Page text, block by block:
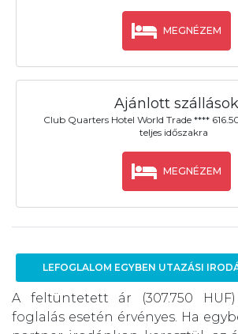
MEGNÉZEM
Ajánlott szállások
Club Quarters Hotel World Trade ****
teljes időszakra
MEGNÉZEM
LEFOGLALOM EGYBEN UTAZÁSI
A feltüntetett ár (307.750
foglalás esetén érvényes. Ha